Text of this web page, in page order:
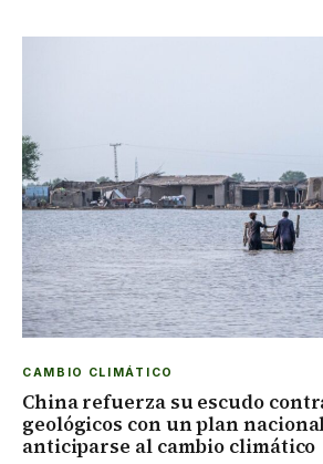
CAMBIO CLIMÁTICO
China refuerza su escudo
geológicos con un plan
anticiparse al cambio climático